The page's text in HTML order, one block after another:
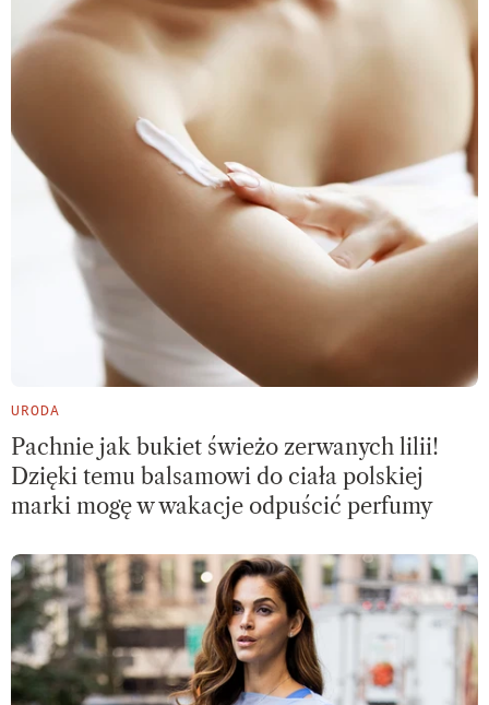
URODA
Pachnie jak bukiet świeżo zerwanych lilii!
Dzięki temu balsamowi do ciała polskiej
marki mogę w wakacje odpuścić perfumy